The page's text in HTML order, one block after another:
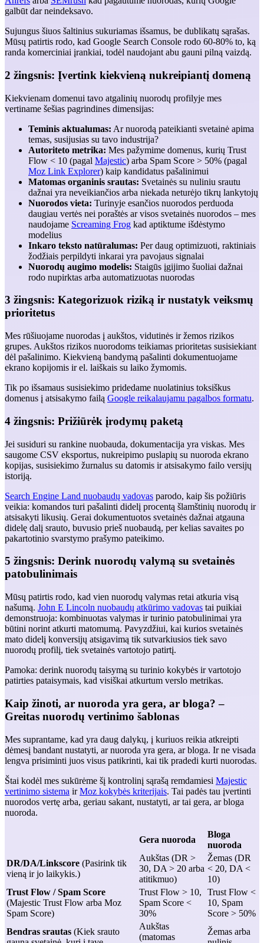
galbūt dar neindeksavo.
Sujungus šiuos šaltinius sukuriamas išsamus, be dublikatų sąrašas.
Mūsų patirtis rodo, kad Google Search Console rodo 60-80% to, ką
randa komerciniai įrankiai, todėl naudojant abu gauni pilną vaizdą.
2 žingsnis: Įvertink kiekvieną nukreipiantį domeną
Kiekvienam domenui tavo atgalinių nuorodų profilyje mes
vertiname šešias pagrindines dimensijas:
Teminis aktualumas: Ar nuorodą pateikianti svetainė apima
temas, susijusias su tavo industrija?
Autoriteto metrika: Mes pažymime domenus, kurių Trust
Flow < 10 (pagal Majestic) arba Spam Score > 50% (pagal
Moz Link Explorer) kaip kandidatus pašalinimui
Matomas organinis srautas: Svetainės su nuliniu srautu
dažnai yra neveikiančios arba niekada neturėjo tikrų lankytojų
Nuorodos vieta: Turinyje esančios nuorodos perduoda
daugiau vertės nei poraštės ar visos svetainės nuorodos – mes
naudojame Screaming Frog kad aptiktume išdėstymo
modelius
Inkaro teksto natūralumas: Per daug optimizuoti, raktiniais
žodžiais perpildyti inkarai yra pavojaus signalai
Nuorodų augimo modelis: Staigūs įgijimo šuoliai dažnai
rodo nupirktas arba automatizuotas nuorodas
3 žingsnis: Kategorizuok riziką ir nustatyk veiksmų
prioritetus
Mes rūšiuojame nuorodas į aukštos, vidutinės ir žemos rizikos
grupes. Aukštos rizikos nuorodoms teikiamas prioritetas susisiekiant
dėl pašalinimo. Kiekvieną bandymą pašalinti dokumentuojame
ekrano kopijomis ir el. laiškais su laiko žymomis.
Tik po išsamaus susisiekimo pridedame nuolatinius toksiškus
domenus į atsisakymo failą Google reikalaujamu pagalbos formatu.
4 žingsnis: Prižiūrėk įrodymų paketą
Jei susiduri su rankine nuobauda, dokumentacija yra viskas. Mes
saugome CSV eksportus, nukreipimo puslapių su nuoroda ekrano
kopijas, susisiekimo žurnalus su datomis ir atsisakymo failo versijų
istoriją.
Search Engine Land nuobaudų vadovas parodo, kaip šis požiūris
veikia: komandos turi pašalinti didelį procentą šlamštinių nuorodų ir
atsisakyti likusių. Gerai dokumentuotos svetainės dažnai atgauna
didelę dalį srauto, buvusio prieš nuobaudą, per kelias savaites po
pakartotinio svarstymo prašymo pateikimo.
5 žingsnis: Derink nuorodų valymą su svetainės
patobulinimais
Mūsų patirtis rodo, kad vien nuorodų valymas retai atkuria visą
našumą. John E Lincoln nuobaudų atkūrimo vadovas tai puikiai
demonstruoja: kombinuotas valymas ir turinio patobulinimai yra
būtini norint atkurti matomumą. Pavyzdžiui, kai kurios svetainės
mato didelį konversijų atsigavimą tik sutvarkiusios tiek savo
nuorodų profilį, tiek svetainės vartotojo patirtį.
Pamoka: derink nuorodų taisymą su turinio kokybės ir vartotojo
patirties pataisymais, kad visiškai atkurtum verslo metrikas.
Kaip žinoti, ar nuoroda yra gera, ar bloga? –
Greitas nuorodų vertinimo šablonas
Mes suprantame, kad yra daug dalykų, į kuriuos reikia atkreipti
dėmesį bandant nustatyti, ar nuoroda yra gera, ar bloga. Ir ne visada
lengva prisiminti juos visus patikrinti, kai tik pradedi kurti nuorodas.
Štai kodėl mes sukūrėme šį kontrolinį sąrašą remdamiesi Majestic
vertinimo sistema irMoz kokybės kriterijais. Tai padės tau įvertinti
nuorodos vertę arba, geriau sakant, nustatyti, ar tai gera, ar bloga
nuoroda.
Gera nuoroda
Bloga
nuoroda
DR/DA/Linkscore (Pasirink tik
vieną ir jo laikykis.)
Aukštas (DR >
30, DA > 20 arba
atitikmuo)
Žemas (DR
< 20, DA <
10)
Trust Flow / Spam Score
(Majestic Trust Flow arba Moz
Spam Score)
Trust Flow > 10,
Spam Score <
30%
Trust Flow <
10, Spam
Score > 50%
Bendras srautas (Kiek srauto
Aukštas
(matomas
Žemas arba